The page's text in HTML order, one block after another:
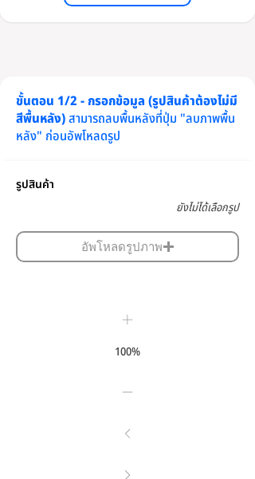
ขั้นตอน 1/2 - กรอกข้อมูล (รูปสินค้าต้องไม่มี
สีพื้นหลัง)สามารถลบพื้นหลังที่ปุ่ม "ลบภาพพื้น
หลัง" ก่อนอัพโหลดรูป
รูปสินค้า
ยังไม่ได้เลือกรูป
อัพโหลดรูปภาพ
100%